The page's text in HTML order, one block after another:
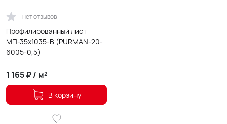
нет отзывов
Профилированный лист
МП-35х1035-B (PURMAN-20-
6005-0,5)
1 165₽/ м²
В корзину